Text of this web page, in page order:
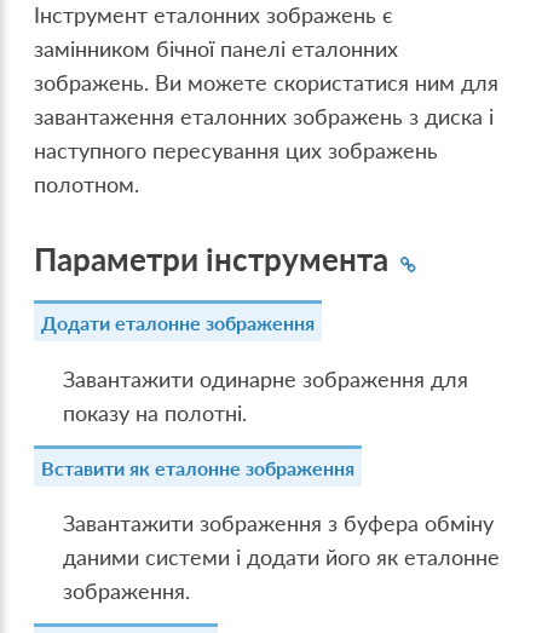
Інструмент еталонних зображень є
замінником бічної панелі еталонних
зображень. Ви можете скористатися ним для
завантаження еталонних зображень з диска і
наступного пересування цих зображень
полотном.
Параметри інструмента
Додати еталонне зображення
Завантажити одинарне зображення для
показу на полотні.
Вставити як еталонне зображення
Завантажити зображення з буфера обміну
даними системи і додати його як еталонне
зображення.